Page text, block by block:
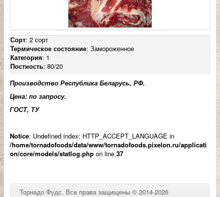
Напишите нам
Сорт: 2 сорт
Термическое состояние: Замороженное
Категория: 1
Постность: 80/20
Производство Республика Беларусь, РФ.
Цена: по запросу.
ГОСТ, ТУ
Notice: Undefined index: HTTP_ACCEPT_LANGUAGE in
/home/tornadofoods/data/www/tornadofoods.pixelon.ru/applicati
on/core/models/statlog.php on line 37
Торнадо Фудс. Все права защищены © 2014-2026